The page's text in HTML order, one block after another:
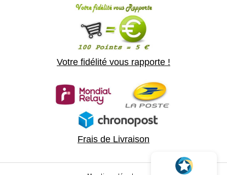
Votre fidélité vous rapporte !
Frais de Livraison